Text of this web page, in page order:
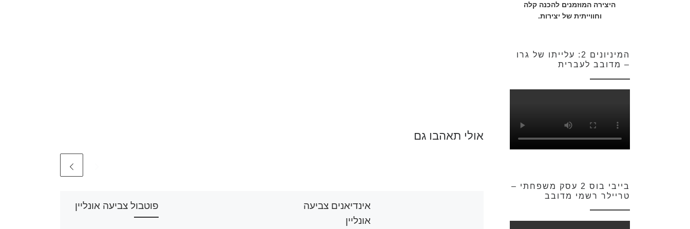
אולי תאהבו גם
אינדיאנים צביעה
אונליין
פוטבול צביעה אונליין
היצירה המוזמנים להכנה קלה
וחווייתית של יצירות.
המיניונים 2: עלייתו של גרו
– מדובב לעברית
בייבי בוס 2 עסק משפחתי –
טריילר רשמי מדובב